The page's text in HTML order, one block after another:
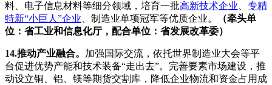
料、电子信息材料等细分领域，培育一批高新技术企业、 专精
特新“小巨人”企业、制造业单项冠军等优质企业。
（牵头单
位：省工业和信息化厅，配合单位：省发展改革委）
14.推动产业融合。 加强国际交流，依托世界制造业大会等平
台促进优势产能和技术装备“走出去”。完善要素市场建设，推
动设立铜、铝、镁等期货交割库，降低企业物流和资金占用成